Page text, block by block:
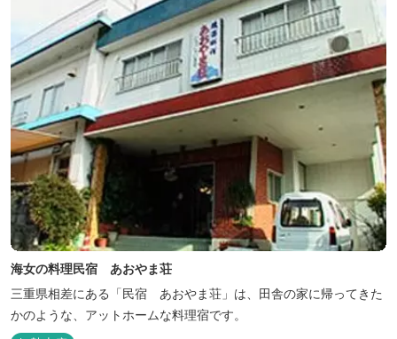
海女の料理民宿 あおやま荘
三重県相差にある「民宿 あおやま荘」は、田舎の家に帰ってきた
かのような、アットホームな料理宿です。